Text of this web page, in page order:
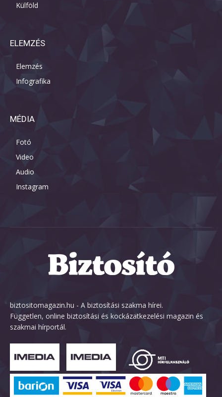
Külföld
ELEMZÉS
Elemzés
Infografika
MÉDIA
Fotó
Video
Audio
Instagram
biztositomagazin.hu - A biztosítási szakma hírei.
Független, online biztosítási és kockázatkezelési magazin és
szakmai hírportál.